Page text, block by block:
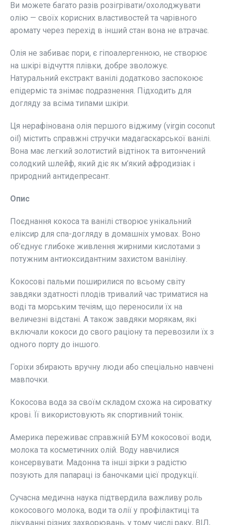
Ви можете багато разів розігрівати/охолоджувати
олію — своїх корисних властивостей та чарівного
аромату через перехід в інший стан вона не втрачає.
Олія не забиває пори, є гіпоалергенною, не створює
на шкірі відчуття плівки, добре зволожує.
Натуральний екстракт ванілі додатково заспокоює
епідерміс та знімає подразнення. Підходить для
догляду за всіма типами шкіри.
Ця нерафінована олія першого віджиму (virgin coconut
oil) містить справжні стручки мадагаскарської ванілі.
Вона має легкий золотистий відтінок та витончений
солодкий шлейф, який діє як м’який афродизіак і
природний антидепресант.
Опис
Поєднання кокоса та ванілі створює унікальний
еліксир для спа-догляду в домашніх умовах. Воно
об’єднує глибоке живлення жирними кислотами з
потужним антиоксидантним захистом ваніліну.
Кокосові пальми поширилися по всьому світу
завдяки здатності плодів тривалий час триматися на
воді та морським течіям, що переносили їх на
величезні відстані. А також завдяки морякам, які
включали кокоси до свого раціону та перевозили їх з
одного порту до іншого.
Горіхи збирають вручну люди або спеціально навчені
мавпочки.
Кокосова вода за своїм складом схожа на сироватку
крові. Її використовують як спортивний тонік.
Америка переживає справжній БУМ кокосової води,
молока та косметичних олій. Воду навчилися
консервувати. Мадонна та інші зірки з радістю
позують для папараці із баночками цієї продукції.
Сучасна медична наука підтвердила важливу роль
кокосового молока, води та олії у профілактиці та
лікуванні різних захворювань, у тому числі раку, ВІЛ,